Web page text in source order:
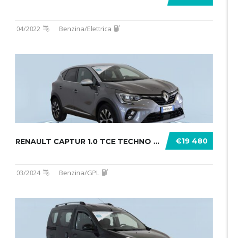
04/2022 Benzina/Elettrica
€19 480
RENAULT CAPTUR 1.0 TCE TECHNO GPL 1 .......
03/2024 Benzina/GPL